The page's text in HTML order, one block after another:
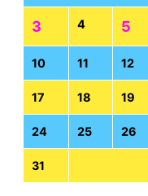
3 4 5
10 11 12
17 18 19
24 25 26
31